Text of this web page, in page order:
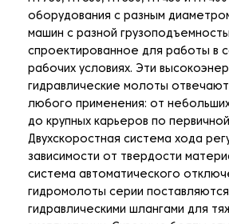
оборудования с разным
машин с разной
спроектированное для работы в
рабочих условиях. Эти
гидравлические молоты
любого применения: от
до крупных карьеров по
Двухскоростная система хода
зависимости от твердости
система автоматического
гидромолоты серии
гидравлическими шлангами для